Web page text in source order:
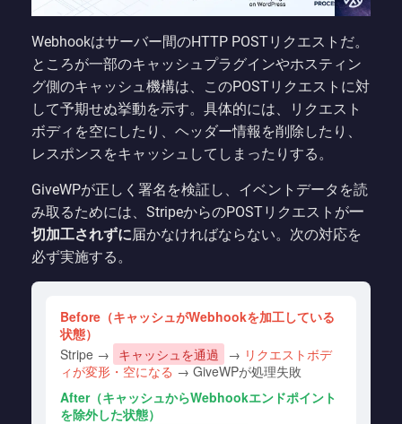
Webhookはサーバー間のHTTP POSTリクエストだ。
ところが一部のキャッシュプラグインやホスティン
グ側のキャッシュ機構は、このPOSTリクエストに対
して予期せぬ挙動を示す。具体的には、リクエスト
ボディを空にしたり、ヘッダー情報を削除したり、
レスポンスをキャッシュしてしまったりする。
GiveWPが正しく署名を検証し、イベントデータを読
み取るためには、StripeからのPOSTリクエストが一
切加工されずに届かなければならない。次の対応を
必ず実施する。
Before（キャッシュがWebhookを加工している
状態）
Stripe → キャッシュを通過 → リクエストボデ
ィが変形・空になる→ GiveWPが処理失敗
After（キャッシュからWebhookエンドポイント
を除外した状態）